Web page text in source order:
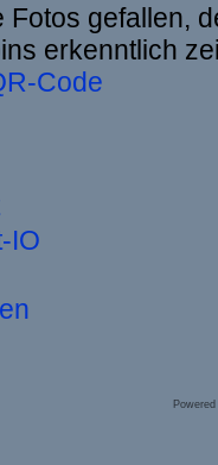
Fotos gefallen,
erkenntlich
Code
IO